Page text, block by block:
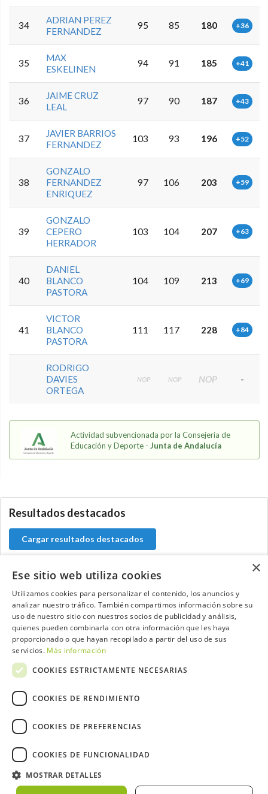
34
ADRIAN PEREZ
FERNANDEZ
95 85 180 +36
35
MAX
ESKELINEN
94 91 185 +41
36
JAIME CRUZ
LEAL
97 90 187 +43
37
JAVIER BARRIOS
FERNANDEZ
103 93 196 +52
38
GONZALO
FERNANDEZ
ENRIQUEZ
97 106 203 +59
39
GONZALO
CEPERO
HERRADOR
103 104 207 +63
40
DANIEL
BLANCO
PASTORA
104 109 213 +69
41
VICTOR
BLANCO
PASTORA
111 117 228 +84
RODRIGO
DAVIES
ORTEGA
NOP NOP NOP -
Actividad subvencionada por la Consejería de
Educación y Deporte - Junta de Andalucía
Resultados destacados
Cargar resultados destacados
Contacta con el equipo de NextCaddy
Opina Contacta
Trabaja con nosotros
Política de Cookies
Meteo ©AEMET
×
Ese sitio web utiliza cookies
Utilizamos cookies para personalizar el contenido, los anuncios y
analizar nuestro tráfico. También compartimos información sobre su
uso de nuestro sitio con nuestros socios de publicidad y análisis,
quienes pueden combinarla con otra información que les haya
proporcionado o que hayan recopilado a partir del uso de sus
servicios. Más información
COOKIES ESTRICTAMENTE NECESARIAS
COOKIES DE RENDIMIENTO
COOKIES DE PREFERENCIAS
COOKIES DE FUNCIONALIDAD
MOSTRAR DETALLES